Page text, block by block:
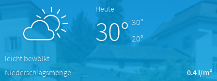
Heute
30° 30°
20°
leicht bewölkt
Niederschlagsmenge
0.4 l/m²